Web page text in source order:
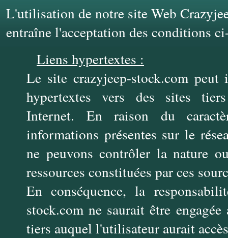
L'utilisation de notre site Web
entraîne l'acceptation des conditions
Liens hypertextes :
Le site crazyjeep-stock.com peut
hypertextes vers des sites
Internet. En raison du
informations présentes sur le
ne peuvons contrôler la nature
ressources constituées par ces
En conséquence, la
stock.com ne saurait être
tiers auquel l'utilisateur aurait